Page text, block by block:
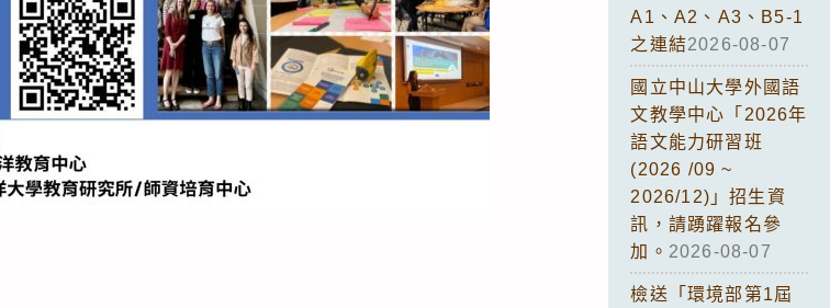
A1、A2、A3、B5-1
之連結2026-08-07
國立中山大學外國語
文教學中心「2026年
語文能力研習班
(2026 /09 ~
2026/12)」招生資
訊，請踴躍報名參
加。 2026-08-07
檢送「環境部第1屆